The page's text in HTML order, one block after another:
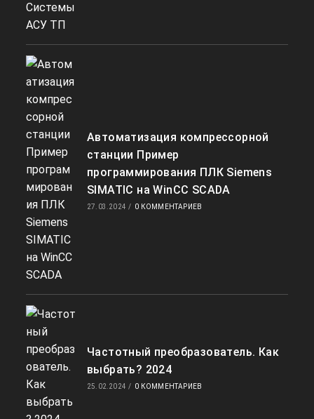
Автоматизация компрессорной
станции Пример
программирования ПЛК Siemens
SIMATIC на WinCC SCADA
27.03.2024 / 0 КОММЕНТАРИЕВ
Частотный преобразователь. Как
выбрать? 2024
25.02.2024 / 0 КОММЕНТАРИЕВ